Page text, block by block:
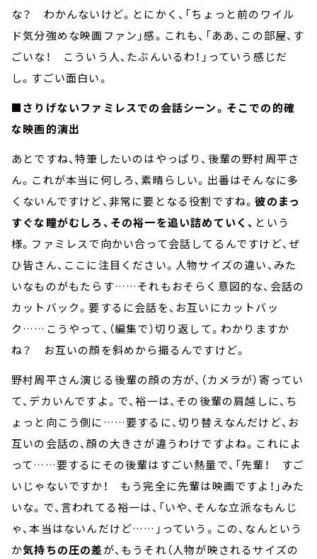
な？ わかんないけど。とにかく、「ちょっと前のワイル
ド気分強めな映画ファン」感。これも、「ああ、この部屋、す
ごいな！ こういう人、たぶんいるわ！」っていう感じだ
し。すごい面白い。
■さりげないファミレスでの会話シーン。そこでの的確
な映画的演出
あとですね、特筆したいのはやっぱり、後輩の野村周平さ
ん。これが本当に何しろ、素晴らしい。出番はそんなに多
くないんですけど、非常に要となる役割ですね。彼のまっ
すぐな瞳がむしろ、その裕一を追い詰めていく、 という
様。ファミレスで向かい合って会話してるんですけど、ぜ
ひ皆さん、ここに注目ください。人物サイズの違い、みた
いなものがもたらす……それもおそらく意図的な、会話の
カットバック。要するに会話を、お互いにカットバッ
ク……こうやって、（編集で）切り返して。わかりますか
ね？ お互いの顔を斜めから撮るんですけど。
野村周平さん演じる後輩の顔の方が、（カメラが）寄ってい
て、デカいんですよ。で、裕一は、その後輩の肩越しに、ち
ょっと向こう側に……要するに、切り替えなんだけど、お
互いの会話の、顔の大きさが違うわけですよね。これによ
って……要するにその後輩はすごい熱量で、「先輩！ すご
いじゃないですか！ もう完全に先輩は映画ですよ！」みた
いな。で、言われてる裕一は、「いや、そんな立派なもんじ
ゃ、本当はないんだけど……」っていう。この、なんという
か気持ちの圧の差が、もうそれ（人物が映されるサイズの